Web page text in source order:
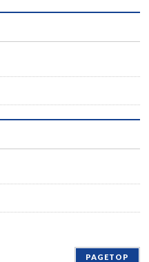
PAGETOP